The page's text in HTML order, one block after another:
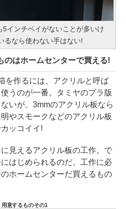
インチベイがないことが多いけ
るなら使わない手はない!
のはホームセンターで買える!
作るには、アクリルと呼ば
うのが一番。タミヤのプラ版
いが、3mmのアクリル板なら
やスモークなどのアクリル板
ッコイイ!
見えるアクリル板の工作。で
はじめられるのだ。工作に必
ホームセンターだ買えるもの
用意するものその1